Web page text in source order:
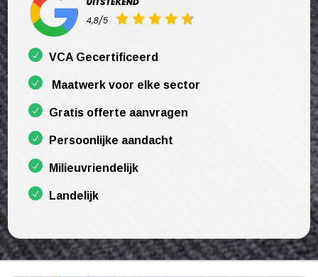
VCA Gecertificeerd
Maatwerk voor elke sector
Gratis offerte aanvragen
Persoonlijke aandacht
Milieuvriendelijk
Landelijk